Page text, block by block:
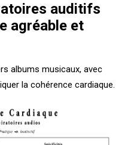
auditifs
agréable et
albums musicaux, avec
la cohérence cardiaque.